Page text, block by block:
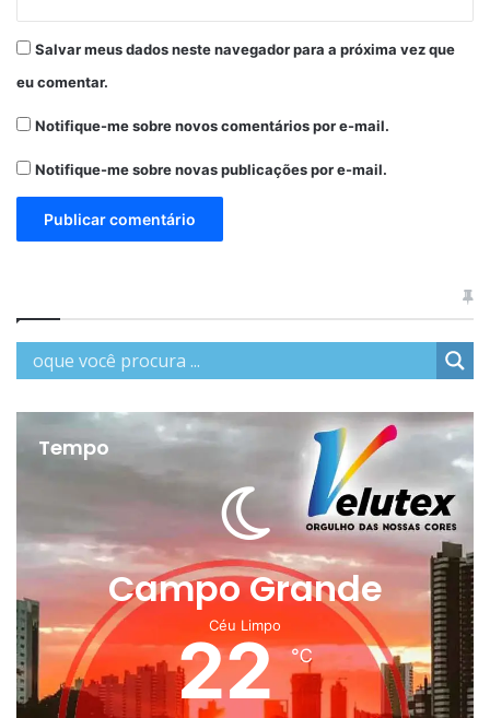
Salvar meus dados neste navegador para a próxima vez que
eu comentar.
Notifique-me sobre novos comentários por e-mail.
Notifique-me sobre novas publicações por e-mail.
Tempo
Campo Grande
Céu Limpo
22℃